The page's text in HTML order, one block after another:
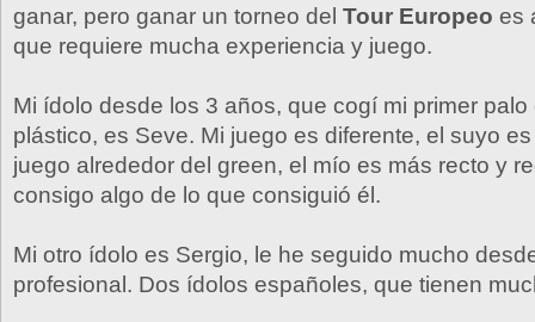
ganar, pero ganar un torneo del Tour Europeo es
que requiere mucha experiencia y juego.
Mi ídolo desde los 3 años, que cogí mi primer palo
plástico, es Seve. Mi juego es diferente, el suyo
juego alrededor del green, el mío es más recto y
consigo algo de lo que consiguió él.
Mi otro ídolo es Sergio, le he seguido mucho
profesional. Dos ídolos españoles, que tienen